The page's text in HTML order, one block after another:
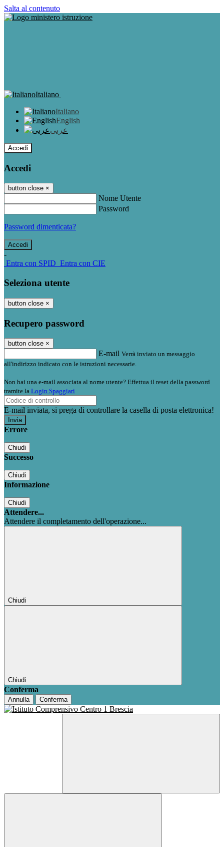
Salta al contenuto
Italiano
Italiano
English
عربى
Accedi
Accedi
button close ×
Nome Utente
Password
Password dimenticata?
-
Entra con SPID Entra con CIE
Seleziona utente
button close ×
Recupero password
button close ×
E-mail Verrà inviato un messaggio
all'indirizzo indicato con le istruzioni necessarie.
Non hai una e-mail associata al nome utente? Effettua il reset della password
tramite la Login Spaggiari
E-mail inviata, si prega di controllare la casella di posta elettronica!
Errore
Chiudi
Successo
Chiudi
Informazione
Chiudi
Attendere...
Attendere il completamento dell'operazione...
Chiudi
Chiudi
Conferma
Annulla Conferma